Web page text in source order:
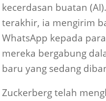
kecerdasan buatan
terakhir, ia mengirim
WhatsApp kepada
mereka bergabung
baru yang sedang
Zuckerberg telah